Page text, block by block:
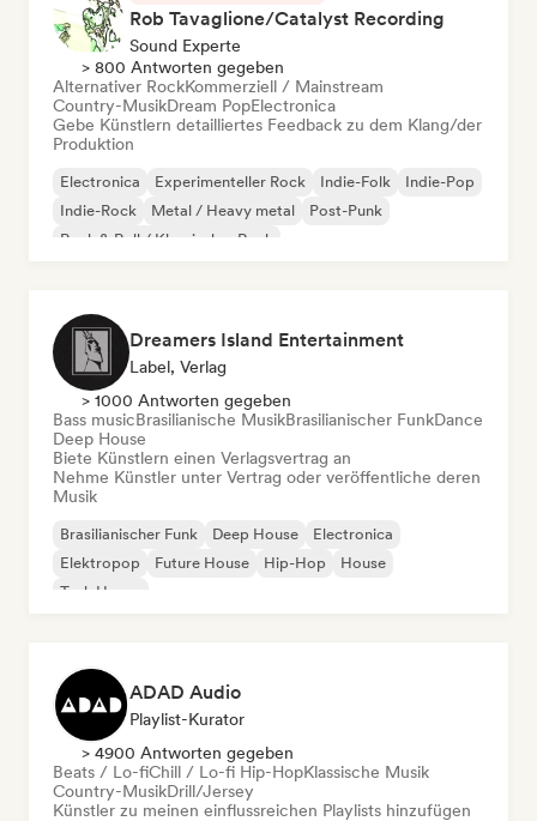
Rob Tavaglione/Catalyst Recording
Sound Experte
> 800 Antworten gegeben
Alternativer RockKommerziell / Mainstream
Country-MusikDream PopElectronica
Gebe Künstlern detailliertes Feedback zu dem Klang/der
Produktion
Electronica Experimenteller Rock Indie-Folk
Indie-Pop
Indie-Rock
Metal / Heavy metal
Post-Punk
Rock & Roll / Klassischer Rock
Dreamers Island Entertainment
Label, Verlag
> 1000 Antworten gegeben
Bass musicBrasilianische MusikBrasilianischer FunkDance
Deep House
Biete Künstlern einen Verlagsvertrag an
Nehme Künstler unter Vertrag oder veröffentliche deren
Musik
Brasilianischer Funk Deep House
Electronica
Elektropop
Future House Hip-Hop
House
Tech House
ADAD Audio
Playlist-Kurator
> 4900 Antworten gegeben
Beats / Lo-fiChill / Lo-fi Hip-HopKlassische Musik
Country-MusikDrill/Jersey
Künstler zu meinen einflussreichen Playlists hinzufügen